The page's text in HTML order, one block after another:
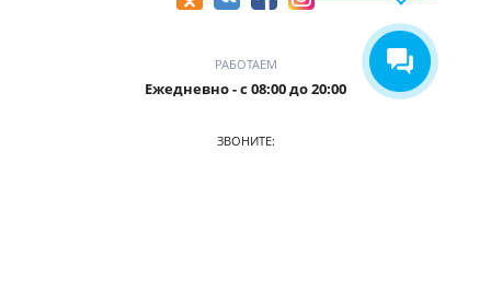
РАБОТАЕМ
Ежедневно - с 08:00 до 20:00
ЗВОНИТЕ: